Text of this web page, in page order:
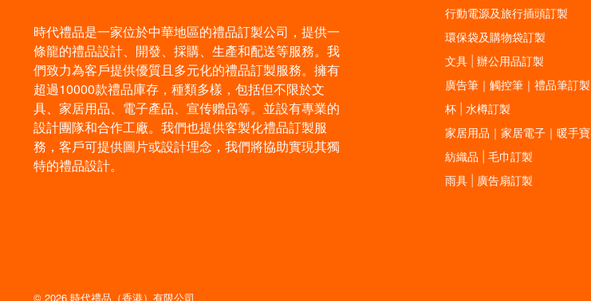
時代禮品是一家位於中華地區的禮品訂製公司，提供一
條龍的禮品設計、開發、採購、生產和配送等服務。我
們致力為客戶提供優質且多元化的禮品訂製服務。擁有
超過10000款禮品庫存，種類多樣，包括但不限於文
具、家居用品、電子產品、宣传赠品等。並設有專業的
設計團隊和合作工廠。我們也提供客製化禮品訂製服
務，客戶可提供圖片或設計理念，我們將協助實現其獨
特的禮品設計。
行動電源及旅行插頭訂製
環保袋及購物袋訂製
文具 | 辦公用品訂製
廣告筆｜觸控筆｜禮品筆訂製
杯 | 水樽訂製
家居用品｜家居電子｜暖手寶
紡織品 | 毛巾訂製
雨具 | 廣告扇訂製
© 2026 時代禮品（香港）有限公司